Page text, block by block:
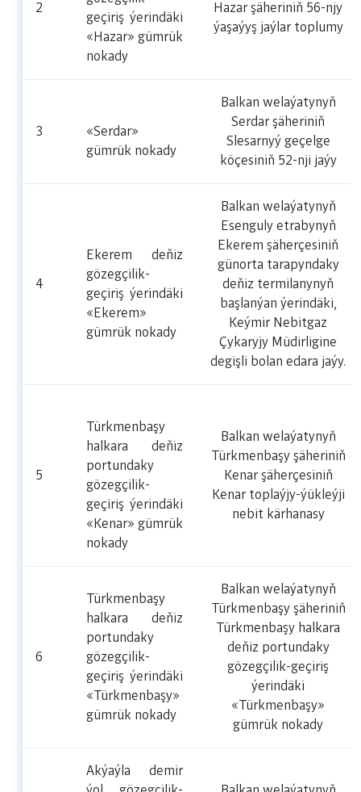
2
geçiriş ýerindäki
«Hazar» gümrük
nokady
Hazar şäheriniň 56-njy
ýaşaýyş jaýlar toplumy
3
«Serdar»
gümrük nokady
Balkan welaýatynyň
Serdar şäheriniň
Slesarnyý geçelge
köçesiniň 52-nji jaýy
4
Ekerem deňiz
gözegçilik-
geçiriş ýerindäki
«Ekerem»
gümrük nokady
Balkan welaýatynyň
Esenguly etrabynyň
Ekerem şäherçesiniň
günorta tarapyndaky
deňiz termilanynyň
başlanýan ýerindäki,
Keýmir Nebitgaz
Çykaryjy Müdirligine
degişli bolan edara jaýy.
5
Türkmenbaşy
halkara deňiz
portundaky
gözegçilik-
geçiriş ýerindäki
«Kenar» gümrük
nokady
Balkan welaýatynyň
Türkmenbaşy şäheriniň
Kenar şäherçesiniň
Kenar toplaýjy-ýükleýji
nebit kärhanasy
6
Türkmenbaşy
halkara deňiz
portundaky
gözegçilik-
geçiriş ýerindäki
«Türkmenbaşy»
gümrük nokady
Balkan welaýatynyň
Türkmenbaşy şäheriniň
Türkmenbaşy halkara
deňiz portundaky
gözegçilik-geçiriş
ýerindäki
«Türkmenbaşy»
gümrük nokady
Akýaýla demir